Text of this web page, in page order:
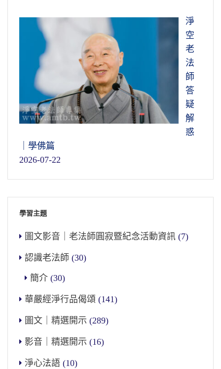
淨
空
老
法
師
答
疑
解
惑
｜學佛篇
2026-07-22
學習主題
圖文影音｜老法師圓寂暨紀念活動資訊 (7)
認識老法師 (30)
簡介 (30)
華嚴經淨行品偈頌 (141)
圖文｜精選開示 (289)
影音｜精選開示 (16)
淨心法語 (10)